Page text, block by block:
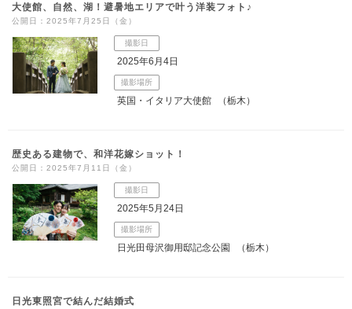
大使館、自然、湖！避暑地エリアで叶う洋装フォト♪
公開日：2025年7月25日（金）
撮影日
2025年6月4日
撮影場所
英国・イタリア大使館 （栃木）
歴史ある建物で、和洋花嫁ショット！
公開日：2025年7月11日（金）
撮影日
2025年5月24日
撮影場所
日光田母沢御用邸記念公園 （栃木）
日光東照宮で結んだ結婚式